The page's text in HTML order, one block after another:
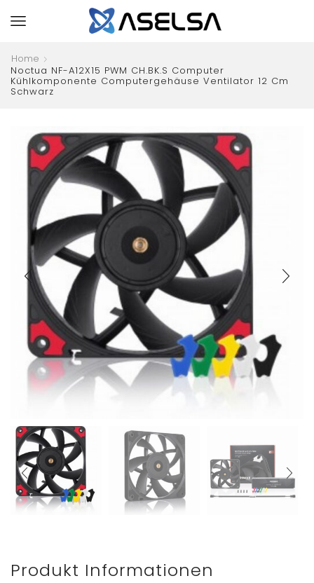
Home
Noctua NF-A12X15 PWM CH.BK.S Computer
Kühlkomponente Computergehäuse Ventilator 12 Cm
Schwarz
Produkt Informationen